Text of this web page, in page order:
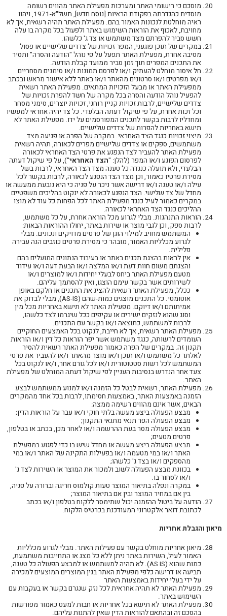
מוסכם כי רישומי האתר ומערכות מפעילת האתר מהווים רשומה
מוסדית כהגדרתה בפקודת הראיות [נוסח חדש], תשל"א-1971, ויהוו
ראיה מוחלטת לנכונות האמור בהם. מפעילת האתר תהיה רשאית, אך לא
מחויבת, לאכוף את הוראות השימוש באתר ולפעול בכל מקרה בו עלה
חשש סביר להפרתם מצד משתמש או צד ג' כלשהו.
במקרים של תוכן פוגעני, המפר זכויות של צדדים שלישיים או פסול
מסיבה אחרת, מפעילת האתר תפעל על פי נוהל "הודעה והסרה" ותסיר
את התכנים המפרים תוך זמן סביר ממועד קבלת הודעה.
חל איסור מוחלט להעתיק ו/או לפרסם תמונות ו/או סימנים מסחריים
ו/או מפרטים ו/או סרטונים מהאתר ו/או באתר ללא אישור מראש ובכתב
ממפעילת האתר או מבעל הזכויות המתאים. מפעילת האתר רשאית
להפעיל נוהל הודעה והסרה בכל מקרה של חשד להפרת זכויות של
צדדים שלישיים, לרבות זכויות קניין רוחני, זכויות יוצרים, סימני מסחר
וכל זכות אחרת, על פי שיקול דעתה הבלעדי. כל צד יהיה אחראי למעשיו
ומחדליו לרבות בקשר לתכנים המפורסמים על ידו. מפעילת האתר לא
תישא באחריות להפרות של צדדים שלישיים.
מיצוי זכויות כנגד הצד האחראי. במקרה של הפרה או פגיעה מצד
משתמשים, ספקים או צדדים שלישיים מפרים לכאורה, תהיה רשאית
מפעילת האתר להעביר לצד הנפגע את פרטי הצד האחראי לכאורה
לפרסום הפוגע ו/או המפר (להלן: "הצד האחראי"), על פי שיקול דעתה
הבלעדי, ולא תועלה כנגדה כל טענה מצד הצד האחראי, לרבות בשל
מסירת פרטיו כאמור, וכן מצד הצד הנפגע לכאורה, לרבות בקשר לכל
עילה ו/או טענה ו/או דרישה אשר ניכר על פניה כי היא נובעת ממעשה או
מחדל של צד שלישי. הצד הנפגע לכאורה לא ינקוט בהליכים משפטיים
במקרים כאמור לעיל כנגד מפעילת האתר לכל הפחות כל עוד לא מוצו
ההליכים כנגד הצד האחראי לכאורה.
הוראות התנהגות. מבלי לגרוע מכל הוראה אחרת, על כל משתמש,
לרבות ספק, וכן לגבי מוצר או שירות באתר, יחולו ההוראות הבאות:
המשתמש מחויב למילוי הוגן של פרטים מדויקים ונכונים. מבלי
לגרוע מכלליות האמור, מובהר כי מסירת פרטים כוזבים הנה עבירה
פלילית.
אין לראות בהצגת תכנים באתר או בעיבוד הנתונים המועלים בהם
והצגתם משום חוות דעת ו/או המלצה ו/או הבעת דעה ו/או עידוד
מטעם מפעילת האתר ביחס לבעלי יחידות ו/או למוצרים ו/או
לשירותים אשר בקשר עימם הוצגו, ואין להסתמך עליהם.
ככלל, מפעילת האתר רשאית להציג את התכנים או חלקם באופן
אוטומטי. כל התכנים מוצגים כמות-שהם (AS-IS), מבלי לבדוק את
אמיתותם ו/או דיוקם. מפעילת האתר לא תישא באחריות מכל מין
וסוג שהוא לנזקים ישירים או עקיפים ככל שיגרמו לצד כלשהו,
לרבות למשתמש, כתוצאה ו/או בקשר עם התכנים.
מפעילת האתר רשאית, אך לא חייבת, לנקוט בכל האמצעים החוקיים
העומדים לרשותה, כנגד משתמש אשר יפר הוראות כל דין ו/או הוראות
תקנון זה. במקרים של הפרה כאמור מפעילת האתר רשאית להסיר
לאלתר כל משתמש ו/או תוכן ו/או מוצר מהאתר ו/או להעביר את פרטי
המשתמש לכל רשות סטטוטורית ו/או לכל גורם אחר, ו/או לנקוט בכל
צעד אחר הנדרש בנסיבות העניין לפי שיקול דעתה המוחלט של מפעילת
האתר.
מפעילת האתר, רשאית לבטל כל הזמנה ו/או למנוע ממשתמש לבצע
הזמנה באמצעות האתר, באמצעות חסימתו, לרבות בכל אחד מהמקרים
הבאים, אשר אינם מהווים רשימה ממצה:
מבצע הפעולה ביצע מעשה בלתי חוקי ו/או עבר על הוראות הדין;
מבצע הפעולה הפר תנאי מתנאי התקנון;
מבצע הפעולה מסר בעת ההרשמה ו/או לאחר מכן, בכתב או בטלפון,
פרטים מטעים;
מבצע הפעולה ביצע מעשה או מחדל שיש בו כדי לפגוע במפעילת
האתר ו/או במי מטעמה ו/או בפעילות התקינה של האתר ו/או במי
מהספקים ו/או בצד ג' כלשהו;
בכוונת מבצע הפעולה לשוב ולמכור את המוצר או השירות לצד ג'
ו/או לסחור בו.
במקרה ונפלה בתיאור המוצר טעות קולמוס חריגה וברורה על פניה,
בין אם במחיר המוצר ובין אם בתיאור המוצר;
הודעה על ביטול ההזמנה יכול שתימסר ללקוח בטלפון ו/או בכתב
לכתובת דואר אלקטרוני המעודכנת בכרטיס הלקוח.
מיאון והגבלת אחריות
מיאון אחריות מוחלט בקשר עם פעילות האתר. מבלי לגרוע מכלליות
האמור לעיל, השירות באתר ניתן ללא כל מצג או התחייבות משתמעת,
כמות שהוא (AS IS). לא תהיה למשתמש או למבצע הפעולה כל טענה,
תביעה או דרישה כלפי מפעילת האתר בגין המוצרים המוצעים למכירה
על ידי בעלי יחידות באמצעות האתר
מפעילת האתר לא תהיה אחראית לכל נזק שנגרם בקשר או בעקבות עם
השימוש באתר.
מפעילת האתר לא תישא בכל אחריות או חבות למעט כאמור מפורשות
בהסכם זה ובהתאם להוראות הדין שאין להתנות עליהם.